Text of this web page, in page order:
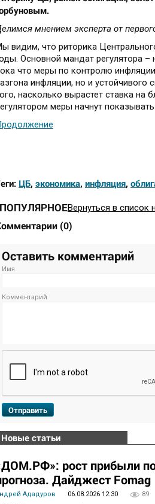
мнением эксперта от
видим, что риторика
Основной мандат регулятора
что меры по контролю
инфляции, но и устойчивого
насколько вырастет ставка
меры начнут
ЦБ, экономика, инфляция,
ПОПУЛЯРНОЕВернуться в список
(0)
Оставить комментарий
Имя
Комментарий
Отправить
Новые статьи
рост прибыли
Дайджест Fomag
Ададуров 06.08.2026 12:30 89